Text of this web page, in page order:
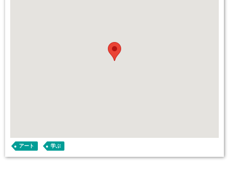
アート 学ぶ